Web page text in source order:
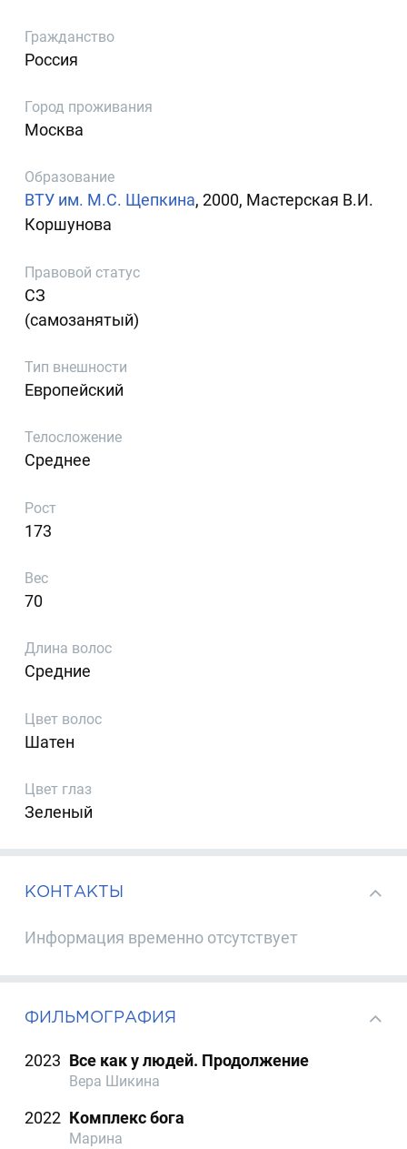
Гражданство
Россия
Город проживания
Москва
Образование
ВТУ им. М.С. Щепкина, 2000, Мастерская В.И.
Коршунова
Правовой статус
СЗ
(самозанятый)
Тип внешности
Европейский
Телосложение
Среднее
Рост
173
Вес
70
Длина волос
Средние
Цвет волос
Шатен
Цвет глаз
Зеленый
КОНТАКТЫ
Информация временно отсутствует
ФИЛЬМОГРАФИЯ
2023 Все как у людей. Продолжение
Вера Шикина
2022 Комплекс бога
Марина